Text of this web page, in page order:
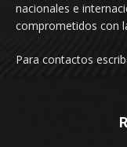
nacionales e
comprometidos con
Para contactos